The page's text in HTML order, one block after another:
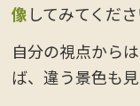
像してみてくださ
自分の視点から
ば、違う景色も